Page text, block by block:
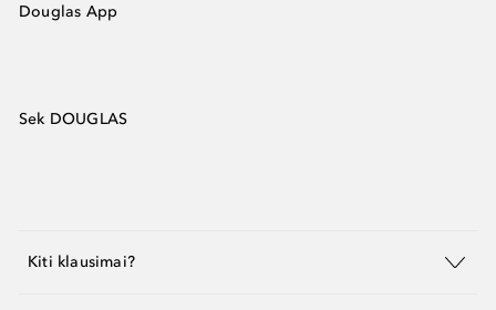
Douglas App
Sek DOUGLAS
Kiti klausimai?